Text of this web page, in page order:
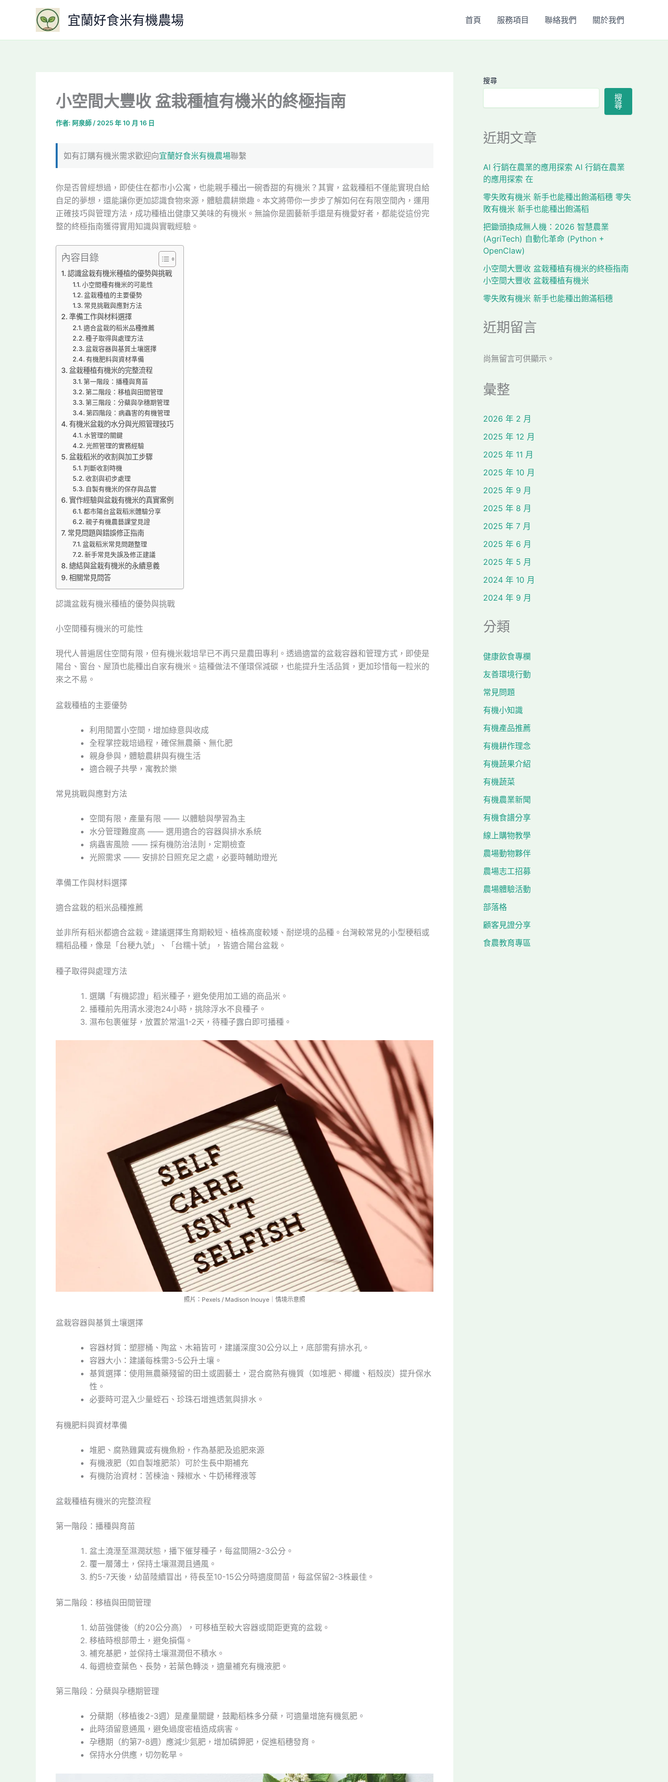
宜蘭好食米有機農場 首頁 服務項目 聯絡我們 關於我們
小空間大豐收 盆栽種植有機米的終極指南
作者: 阿泉師 / 2025 年 10 月 16 日
如有訂購有機米需求歡迎向宜蘭好食米有機農場聯繫
你是否曾經想過，即使住在都市小公寓，也能親手種出一碗香甜的有機米？其實，盆栽種稻不僅能實現自給
自足的夢想，還能讓你更加認識食物來源，體驗農耕樂趣。本文將帶你一步步了解如何在有限空間內，運用
正確技巧與管理方法，成功種植出健康又美味的有機米。無論你是園藝新手還是有機愛好者，都能從這份完
整的終極指南獲得實用知識與實戰經驗。
內容目錄
認識盆栽有機米種植的優勢與挑戰
小空間種有機米的可能性
盆栽種植的主要優勢
常見挑戰與應對方法
準備工作與材料選擇
適合盆栽的稻米品種推薦
種子取得與處理方法
盆栽容器與基質土壤選擇
有機肥料與資材準備
盆栽種植有機米的完整流程
第一階段：播種與育苗
第二階段：移植與田間管理
第三階段：分蘗與孕穗期管理
第四階段：病蟲害的有機管理
有機米盆栽的水分與光照管理技巧
水管理的關鍵
光照管理的實務經驗
盆栽稻米的收割與加工步驟
判斷收割時機
收割與初步處理
自製有機米的保存與品嘗
實作經驗與盆栽有機米的真實案例
都市陽台盆栽稻米體驗分享
親子有機農藝課堂見證
常見問題與錯誤修正指南
盆栽稻米常見問題整理
新手常見失誤及修正建議
總結與盆栽有機米的永續意義
相關常見問答
認識盆栽有機米種植的優勢與挑戰
小空間種有機米的可能性
現代人普遍居住空間有限，但有機米栽培早已不再只是農田專利。透過適當的盆栽容器和管理方式，即使是
陽台、窗台、屋頂也能種出自家有機米。這種做法不僅環保減碳，也能提升生活品質，更加珍惜每一粒米的
來之不易。
盆栽種植的主要優勢
利用閒置小空間，增加綠意與收成
全程掌控栽培過程，確保無農藥、無化肥
親身參與，體驗農耕與有機生活
適合親子共學，寓教於樂
常見挑戰與應對方法
空間有限，產量有限 —— 以體驗與學習為主
水分管理難度高 —— 選用適合的容器與排水系統
病蟲害風險 —— 採有機防治法則，定期檢查
光照需求 —— 安排於日照充足之處，必要時輔助燈光
準備工作與材料選擇
適合盆栽的稻米品種推薦
並非所有稻米都適合盆栽。建議選擇生育期較短、植株高度較矮、耐逆境的品種。台灣較常見的小型稉稻或
糯稻品種，像是「台稉九號」、「台糯十號」，皆適合陽台盆栽。
種子取得與處理方法
選購「有機認證」稻米種子，避免使用加工過的商品米。
播種前先用清水浸泡24小時，挑除浮水不良種子。
濕布包裹催芽，放置於常溫1-2天，待種子露白即可播種。
照片：Pexels / Madison Inouye｜情境示意照
盆栽容器與基質土壤選擇
容器材質：塑膠桶、陶盆、木箱皆可，建議深度30公分以上，底部需有排水孔。
容器大小：建議每株需3-5公升土壤。
基質選擇：使用無農藥殘留的田土或園藝土，混合腐熟有機質（如堆肥、椰纖、稻殼炭）提升保水
性。
必要時可混入少量蛭石、珍珠石增進透氣與排水。
有機肥料與資材準備
堆肥、腐熟雞糞或有機魚粉，作為基肥及追肥來源
有機液肥（如自製堆肥茶）可於生長中期補充
有機防治資材：苦楝油、辣椒水、牛奶稀釋液等
盆栽種植有機米的完整流程
第一階段：播種與育苗
盆土澆溼至濕潤狀態，播下催芽種子，每盆間隔2-3公分。
覆一層薄土，保持土壤濕潤且通風。
約5-7天後，幼苗陸續冒出，待長至10-15公分時適度間苗，每盆保留2-3株最佳。
第二階段：移植與田間管理
幼苗強健後（約20公分高），可移植至較大容器或間距更寬的盆栽。
移植時根部帶土，避免損傷。
補充基肥，並保持土壤濕潤但不積水。
每週檢查葉色、長勢，若葉色轉淡，適量補充有機液肥。
第三階段：分蘗與孕穗期管理
分蘗期（移植後2-3週）是產量關鍵，鼓勵稻株多分蘗，可適量增施有機氮肥。
此時須留意通風，避免過度密植造成病害。
孕穗期（約第7-8週）應減少氮肥，增加磷鉀肥，促進稻穗發育。
保持水分供應，切勿乾旱。
搜尋
搜
尋
近期文章
AI 行銷在農業的應用探索 AI 行銷在農業
的應用探索 在
零失敗有機米 新手也能種出飽滿稻穗 零失
敗有機米 新手也能種出飽滿稻
把鋤頭換成無人機：2026 智慧農業
(AgriTech) 自動化革命 (Python +
OpenClaw)
小空間大豐收 盆栽種植有機米的終極指南
小空間大豐收 盆栽種植有機米
零失敗有機米 新手也能種出飽滿稻穗
近期留言
尚無留言可供顯示。
彙整
2026 年 2 月
2025 年 12 月
2025 年 11 月
2025 年 10 月
2025 年 9 月
2025 年 8 月
2025 年 7 月
2025 年 6 月
2025 年 5 月
2024 年 10 月
2024 年 9 月
分類
健康飲食專欄
友善環境行動
常見問題
有機小知識
有機產品推薦
有機耕作理念
有機蔬果介紹
有機蔬菜
有機農業新聞
有機食譜分享
線上購物教學
農場動物夥伴
農場志工招募
農場體驗活動
部落格
顧客見證分享
食農教育專區